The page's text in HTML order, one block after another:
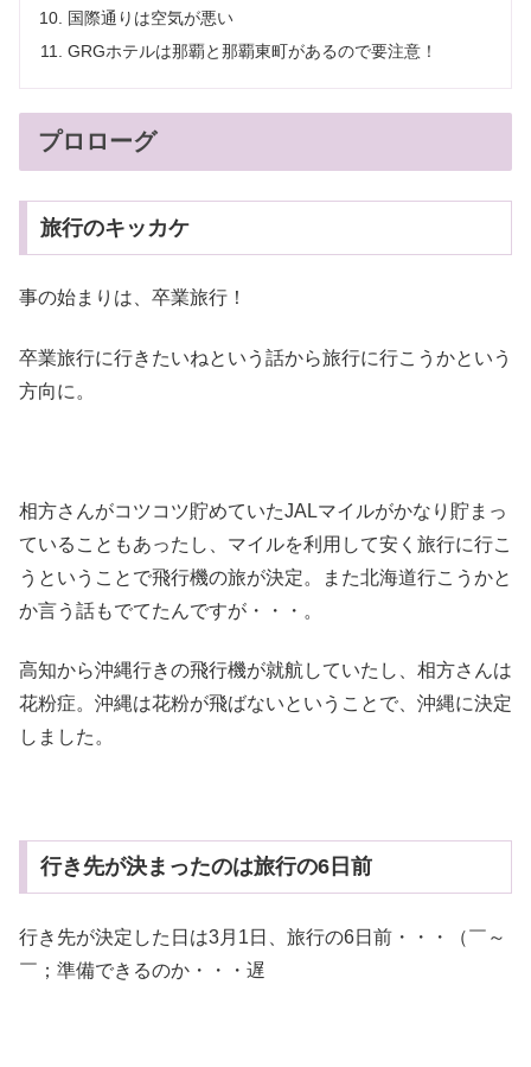
国際通りは空気が悪い
GRGホテルは那覇と那覇東町があるので要注意！
プロローグ
旅行のキッカケ
事の始まりは、卒業旅行！
卒業旅行に行きたいねという話から旅行に行こうかという
方向に。
相方さんがコツコツ貯めていたJALマイルがかなり貯まっ
ていることもあったし、マイルを利用して安く旅行に行こ
うということで飛行機の旅が決定。また北海道行こうかと
か言う話もでてたんですが・・・。
高知から沖縄行きの飛行機が就航していたし、相方さんは
花粉症。沖縄は花粉が飛ばないということで、沖縄に決定
しました。
行き先が決まったのは旅行の6日前
行き先が決定した日は3月1日、旅行の6日前・・・（￣～
￣；準備できるのか・・・遅